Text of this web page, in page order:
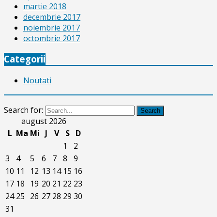
martie 2018
decembrie 2017
noiembrie 2017
octombrie 2017
Categorii
Noutati
Search for: Search
august 2026
L Ma Mi J V S
D
1
2
3
4 5 6 7 8
9
10 11 12 13 14 15 16
17 18 19 20 21 22 23
24 25 26 27 28 29 30
31